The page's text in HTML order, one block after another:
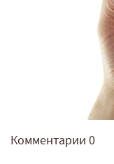
Комментарии 0